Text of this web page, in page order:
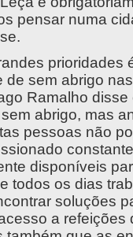
pensar numa
prioridades
de sem abrigo
Ramalho
abrigo, mas
pessoas não
disponíveis
todos os dias
soluções
a